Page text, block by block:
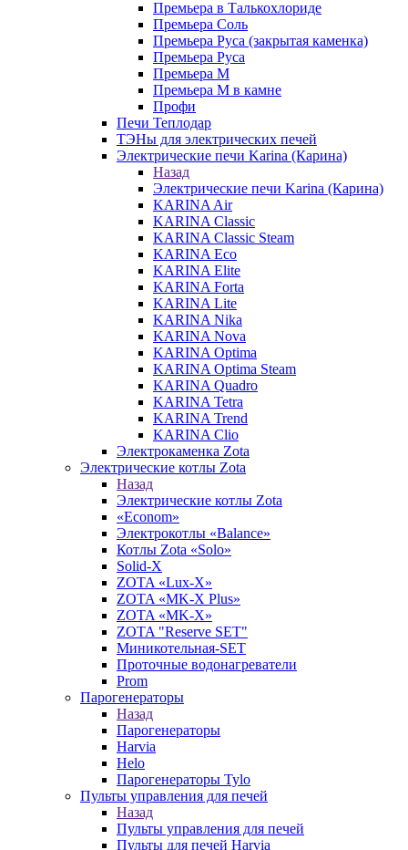
Премьера в Талькохлориде
Премьера Cоль
Премьера Руса (закрытая каменка)
Премьера Руса
Премьера М
Премьера М в камне
Профи
Печи Теплодар
ТЭНы для электрических печей
Электрические печи Karina (Карина)
Назад
Электрические печи Karina (Карина)
KARINA Air
KARINA Classic
KARINA Classic Steam
KARINA Eco
KARINA Elite
KARINA Forta
KARINA Lite
KARINA Nika
KARINA Nova
KARINA Optima
KARINA Optima Steam
KARINA Quadro
KARINA Tetra
KARINA Trend
KARINA Clio
Электрокаменка Zota
Электрические котлы Zota
Назад
Электрические котлы Zota
«Econom»
Электрокотлы «Balance»
Котлы Zota «Solo»
Solid-X
ZOTA «Lux-X»
ZOTA «MK-X Plus»
ZOTA «MK-X»
ZOTA "Reserve SET"
Миникотельная-SET
Проточные водонагреватели
Prom
Парогенераторы
Назад
Парогенераторы
Harvia
Helo
Парогенераторы Tylo
Пульты управления для печей
Назад
Пульты управления для печей
Пульты для печей Harvia